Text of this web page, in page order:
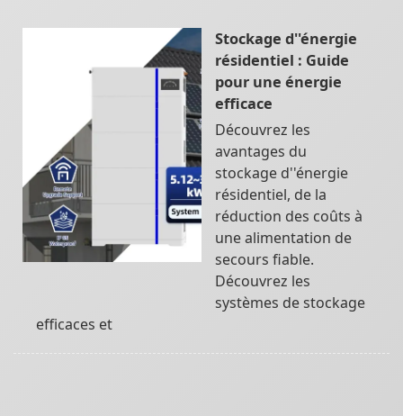
Stockage d''énergie
résidentiel : Guide
pour une énergie
efficace
Découvrez les
avantages du
stockage d''énergie
résidentiel, de la
réduction des coûts à
une alimentation de
secours fiable.
Découvrez les
systèmes de stockage
efficaces et